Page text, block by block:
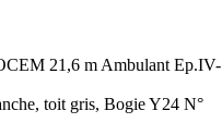
21,6 m Ambulant Ep.IV-
toit gris, Bogie Y24 N°